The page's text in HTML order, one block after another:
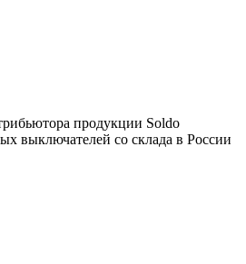
продукции Soldo
выключателей со склада в России